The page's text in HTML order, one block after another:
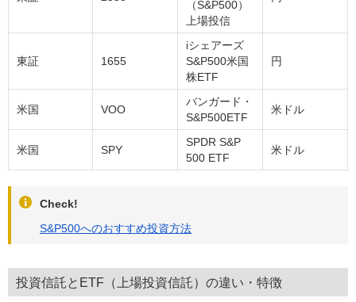
（S&P500）
上場投信
東証 1655
iシェアーズ
S&P500米国
株ETF
円
米国 VOO
バンガード・
S&P500ETF
米ドル
米国 SPY
SPDR S&P
500 ETF
米ドル
Check!
S&P500へのおすすめ投資方法
投資信託とETF（上場投資信託）の違い・特徴